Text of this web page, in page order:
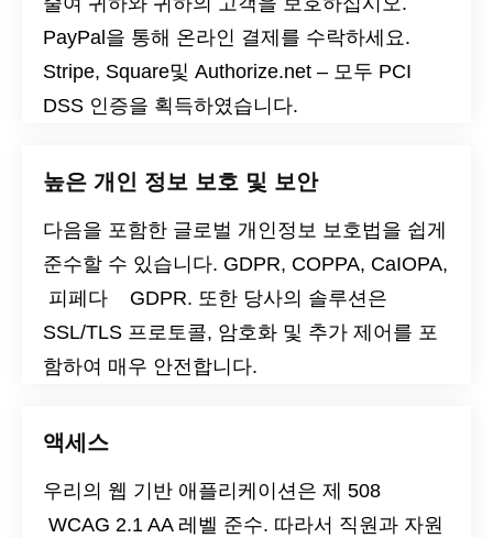
PayPal을 통해 온라인 결제를 수락하세요.
Stripe, Square및 Authorize.net – 모두 PCI
DSS 인증을 획득하였습니다.
높은 개인 정보 보호 및 보안
다음을 포함한 글로벌 개인정보 보호법을 쉽게
준수할 수 있습니다. GDPR, COPPA, CaIOPA,
피페다
GDPR. 또한 당사의 솔루션은
SSL/TLS 프로토콜, 암호화 및 추가 제어를 포
함하여 매우 안전합니다.
액세스
우리의 웹 기반 애플리케이션은 제 508
WCAG 2.1 AA 레벨 준수. 따라서 직원과 자원